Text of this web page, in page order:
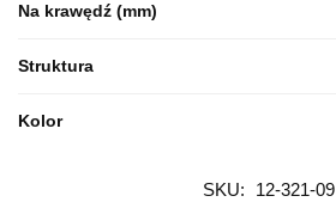
Na krawędź (mm)
Struktura
Kolor
SKU:
12-321-09